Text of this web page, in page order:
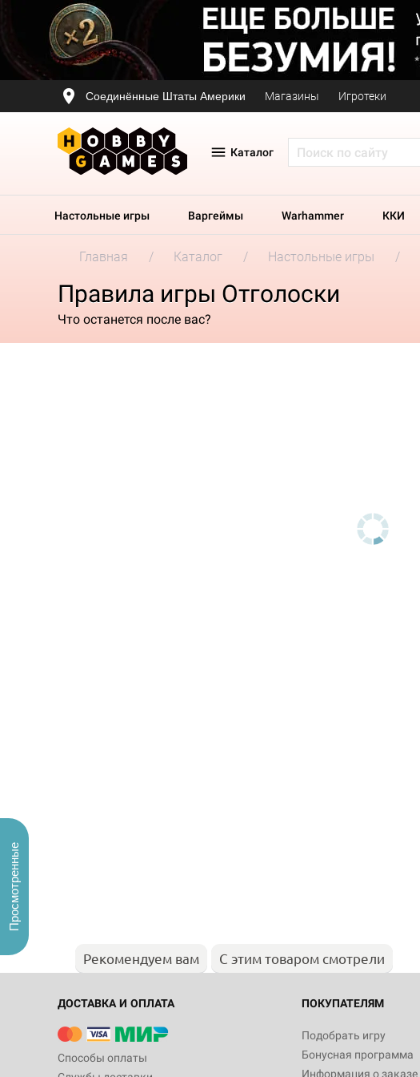
Соединённые Штаты Америки Магазины Игротеки
Каталог
Настольные игры Варгеймы Warhammer ККИ
Главная Каталог Настольные игры
Правила игры Отголоски
Что останется после вас?
Рекомендуем вам С этим товаром смотрели
ДОСТАВКА И ОПЛАТА
Способы оплаты
ПОКУПАТЕЛЯМ
Подобрать игру
Бонусная программа
Информация о заказе
Просмотренные